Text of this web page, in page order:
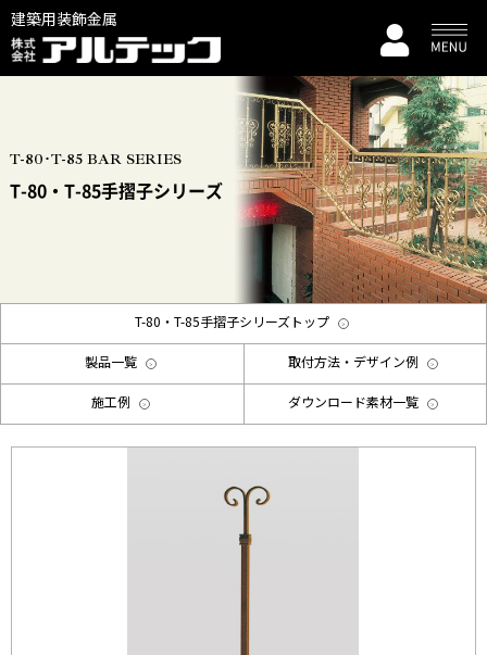
建築用装飾金属
T-80･T-85 BAR SERIES
T-80・T-85手摺子シリーズ
T-80・T-85手摺子シリーズトップ
製品一覧 取付方法・デザイン例
施工例 ダウンロード素材一覧